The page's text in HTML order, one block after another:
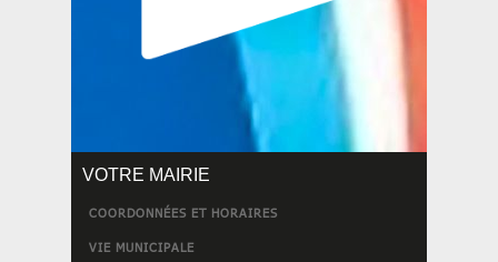
VOTRE MAIRIE
COORDONNÉES ET HORAIRES
VIE MUNICIPALE